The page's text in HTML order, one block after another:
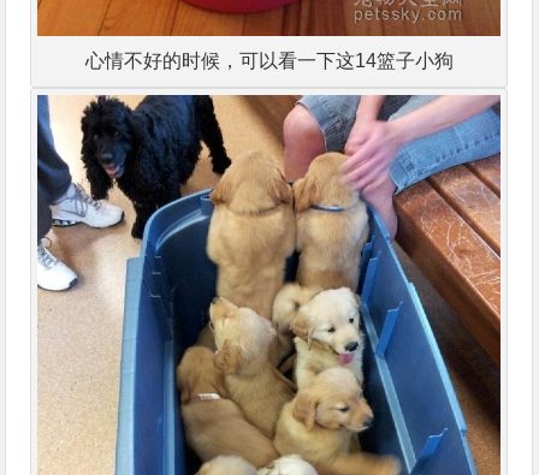
心情不好的时候，可以看一下这14篮子小狗